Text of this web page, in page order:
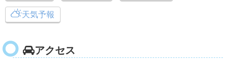
天気予報
アクセス